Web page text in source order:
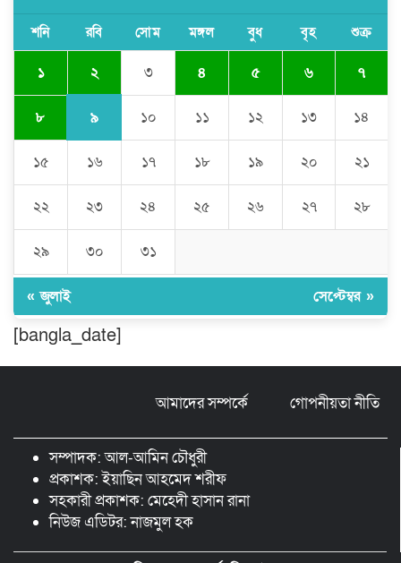
জলবায়ু পরিবর্তনের বিরূপ প্রভাব
মোকাবেলায়, বৃক্ষ রোপণ কর্মসূচি।
চৌদ্দগ্রামে পুলিশের প্রতি জনগণের আস্থা
লালমনিরহাট দলিল লেখক সমিতির ত্রি-বার্ষিক
নির্বাচন সম্পন্ন, সভাপতি সিরাজুল ও সাধারণ
সম্পাদক হামিদুর
সড়ক নিরাপত্তা ও জনসচেতনতা তৈরিতে
কমলগঞ্জ শাখার সভাপতি মোঃ আব্দুস সালাম।
শনি রবি সোম মঙ্গল বুধ বৃহ শুক্র
১ ২ ৩ ৪ ৫ ৬ ৭
৮ ৯ ১০ ১১ ১২ ১৩ ১৪
১৫ ১৬ ১৭ ১৮ ১৯ ২০ ২১
২২ ২৩ ২৪ ২৫ ২৬ ২৭ ২৮
২৯ ৩০ ৩১
« জুলাই সেপ্টেম্বর »
[bangla_date]
আমাদের সম্পর্কে গোপনীয়তা নীতি
সম্পাদক: আল-আমিন চৌধুরী
প্রকাশক: ইয়াছিন আহমেদ শরীফ
সহকারী প্রকাশক: মেহেদী হাসান রানা
নিউজ এডিটর: নাজমুল হক